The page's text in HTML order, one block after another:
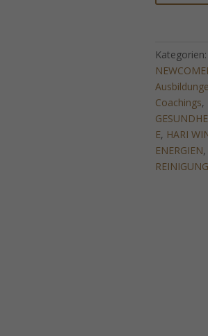
Mehrteilige
Menge
Coachings,
E, HARI
ENERGIEN,